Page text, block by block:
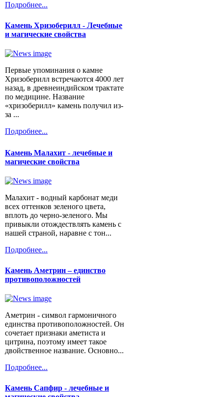
Подробнее...
Камень Хризоберилл - Лечебные
и магические свойства
Первые упоминания о камне
Хризоберилл встречаются 4000 лет
назад, в древнеиндийском трактате
по медицине. Название
«хризоберилл» камень получил из-
за ...
Подробнее...
Камень Малахит - лечебные и
магические свойства
Малахит - водный карбонат меди
всех оттенков зеленого цвета,
вплоть до черно-зеленого. Мы
привыкли отождествлять камень с
нашей страной, наравне с тон...
Подробнее...
Камень Аметрин – единство
противоположностей
Аметрин - символ гармоничного
единства противоположностей. Он
сочетает признаки аметиста и
цитрина, поэтому имеет такое
двойственное название. Основно...
Подробнее...
Камень Сапфир - лечебные и